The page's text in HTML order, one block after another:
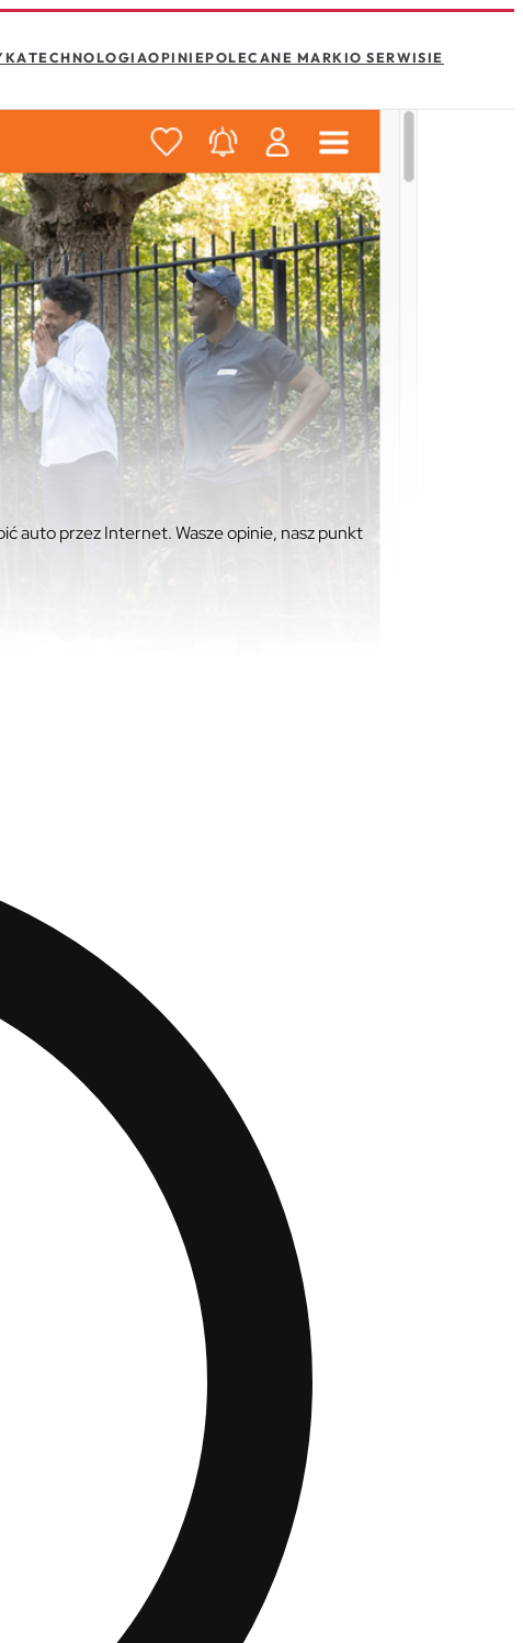
TECHNOLOGIAOPINIEPOLECANE MARKIO SERWISIE
auto przez Internet. Wasze opinie, nasz punkt